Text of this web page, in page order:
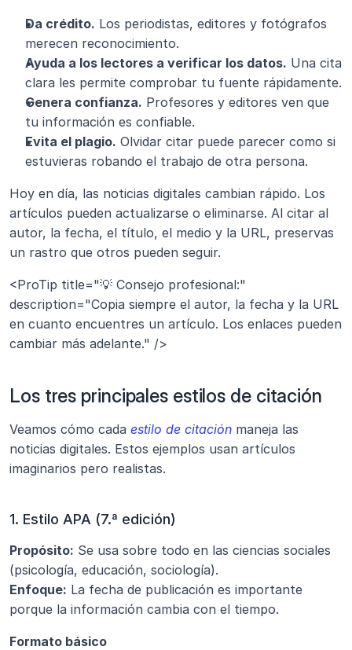
Da crédito. Los periodistas, editores y fotógrafos
merecen reconocimiento.
Ayuda a los lectores a verificar los datos. Una cita
clara les permite comprobar tu fuente rápidamente.
Genera confianza. Profesores y editores ven que
tu información es confiable.
Evita el plagio. Olvidar citar puede parecer como si
estuvieras robando el trabajo de otra persona.
Hoy en día, las noticias digitales cambian rápido. Los
artículos pueden actualizarse o eliminarse. Al citar al
autor, la fecha, el título, el medio y la URL, preservas
un rastro que otros pueden seguir.
<ProTip title="💡 Consejo profesional:"
description="Copia siempre el autor, la fecha y la URL
en cuanto encuentres un artículo. Los enlaces pueden
cambiar más adelante." />
Los tres principales estilos de citación
Veamos cómo cada estilo de citación maneja las
noticias digitales. Estos ejemplos usan artículos
imaginarios pero realistas.
1. Estilo APA (7.ª edición)
Propósito: Se usa sobre todo en las ciencias sociales
(psicología, educación, sociología).
Enfoque: La fecha de publicación es importante
porque la información cambia con el tiempo.
Formato básico